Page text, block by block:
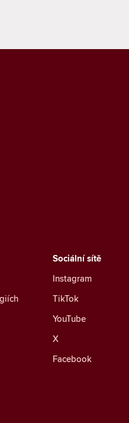
Sociální sítě
Instagram
TikTok
YouTube
X
Facebook